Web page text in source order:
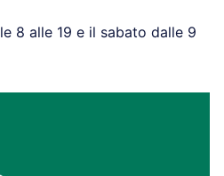
8 alle 19 e il sabato dalle 9